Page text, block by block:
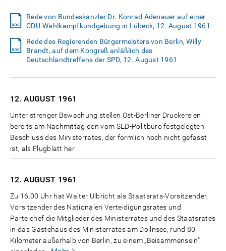
Rede von Bundeskanzler Dr. Konrad Adenauer auf einer
CDU-Wahlkampfkundgebung in Lübeck, 12. August 1961
Rede des Regierenden Bürgermeisters von Berlin, Willy
Brandt, auf dem Kongreß anläßlich des
Deutschlandtreffens der SPD, 12. August 1961
12. AUGUST 1961
Unter strenger Bewachung stellen Ost-Berliner Druckereien
bereits am Nachmittag den vom SED-Politbüro festgelegten
Beschluss des Ministerrates, der förmlich noch nicht gefasst
ist, als Flugblatt her.
12. AUGUST 1961
Zu 16.00 Uhr hat Walter Ulbricht als Staatsrats-Vorsitzender,
Vorsitzender des Nationalen Verteidigungsrates und
Parteichef die Mitglieder des Ministerrates und des Staatsrates
in das Gästehaus des Ministerrates am Döllnsee, rund 80
Kilometer außerhalb von Berlin, zu einem „Beisammensein"